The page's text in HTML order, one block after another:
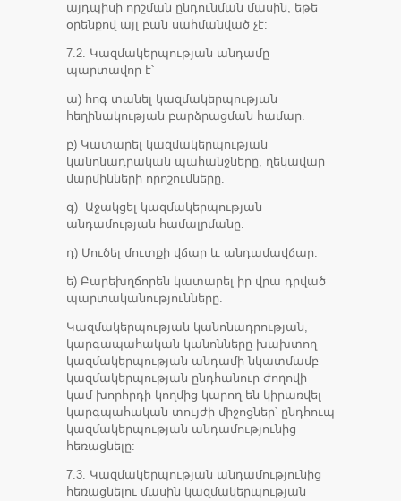
այդպիսի որշման ընդունման մասին, եթե
օրենքով այլ բան սահմանված չէ:
7.2. Կազմակերպության անդամը
պարտավոր է՝
ա) հոգ տանել կազմակերպության
հեղինակության բարձրացման համար.
բ) Կատարել կազմակերպության
կանոնադրական պահանջները, ղեկավար
մարմինների որոշումները.
գ) Աջակցել կազմակերպության
անդամության համալրմանը.
դ) Մուծել մուտքի վճար և անդամավճար.
ե) Բարեխղճորեն կատարել իր վրա դրված
պարտականությունները.
Կազմակերպության կանոնադրության,
կարգապահական կանոնները խախտող
կազմակերպության անդամի նկատմամբ
կազմակերպության ընդհանուր ժողովի
կամ խորհրդի կողմից կարող են կիրառվել
կարգպահական տույժի միջոցներ՝ ընդհուպ
կազմակերպության անդամությունից
հեռացնելը:
7.3. Կազմակերպության անդամությունից
հեռացնելու մասին կազմակերպության